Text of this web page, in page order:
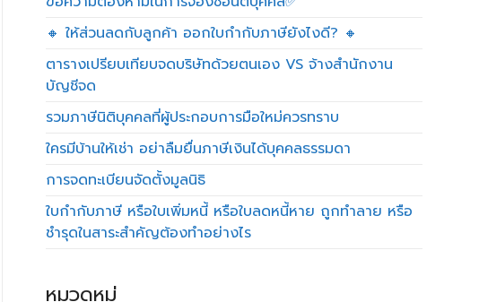
🔸 ให้ส่วนลดกับลูกค้า ออกใบกำกับภาษียังไงดี? 🔸
ตารางเปรียบเทียบจดบริษัทด้วยตนเอง VS จ้างสำนักงาน
บัญชีจด
รวมภาษีนิติบุคคลที่ผู้ประกอบการมือใหม่ควรทราบ
ใครมีบ้านให้เช่า อย่าลืมยื่นภาษีเงินได้บุคคลธรรมดา
การจดทะเบียนจัดตั้งมูลนิธิ
ใบกำกับภาษี หรือใบเพิ่มหนี้ หรือใบลดหนี้หาย ถูกทำลาย หรือ
ชำรุดในสาระสำคัญต้องทำอย่างไร
หมวดหมู่